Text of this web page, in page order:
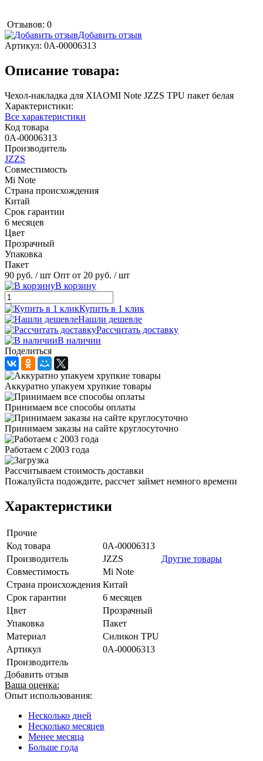
Отзывов: 0
Добавить отзыв
Артикул: 0А-00006313
Описание товара:
Чехол-накладка для XIAOMI Note JZZS TPU пакет белая
Характеристики:
Все характеристики
Код товара
0А-00006313
Производитель
JZZS
Совместимость
Mi Note
Страна происхождения
Китай
Срок гарантии
6 месяцев
Цвет
Прозрачный
Упаковка
Пакет
90 руб. / шт Опт от 20 руб. / шт
В корзину
Купить в 1 клик
Нашли дешевле
Рассчитать доставку
В наличии
Поделиться
Аккуратно упакуем хрупкие товары
Принимаем все способы оплаты
Принимаем заказы на сайте круглосуточно
Работаем с 2003 года
Рассчитываем стоимость доставки
Пожалуйста подождите, рассчет займет немного времени
Характеристики
Прочие
Код товара
0А-00006313
Производитель
JZZS
Другие товары
Совместимость
Mi Note
Страна происхождения Китай
Срок гарантии
6 месяцев
Цвет
Прозрачный
Упаковка
Пакет
Материал
Силикон TPU
Артикул
0А-00006313
Производитель
Добавить отзыв
Ваша оценка:
Опыт использования:
Несколько дней
Несколько месяцев
Менее месяца
Больше года